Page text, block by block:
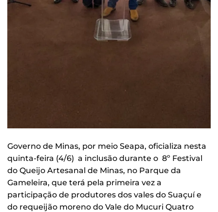
Governo de Minas, por meio Seapa, oficializa nesta
quinta-feira (4/6) a inclusão durante o 8º Festival
do Queijo Artesanal de Minas, no Parque da
Gameleira, que terá pela primeira vez a
participação de produtores dos vales do Suaçuí e
do requeijão moreno do Vale do Mucuri Quatro